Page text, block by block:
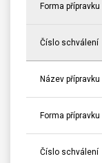
Forma přípravku
Číslo schválení
Název přípravku
Forma přípravku
Číslo schválení